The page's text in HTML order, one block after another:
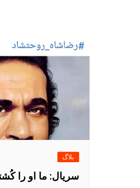
بلاگ
سریال: ما او را